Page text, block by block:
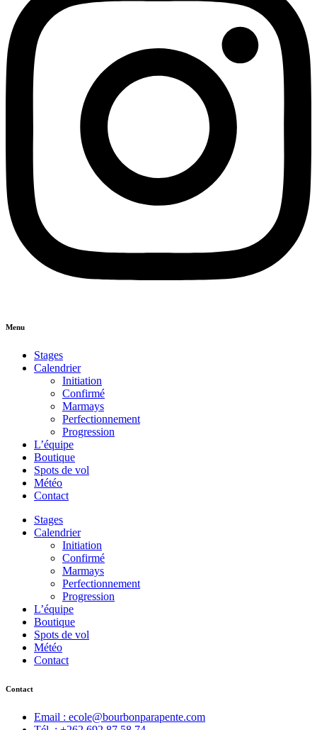
Menu
Stages
Calendrier
Initiation
Confirmé
Marmays
Perfectionnement
Progression
L’équipe
Boutique
Spots de vol
Météo
Contact
Stages
Calendrier
Initiation
Confirmé
Marmays
Perfectionnement
Progression
L’équipe
Boutique
Spots de vol
Météo
Contact
Contact
Email : ecole@bourbonparapente.com